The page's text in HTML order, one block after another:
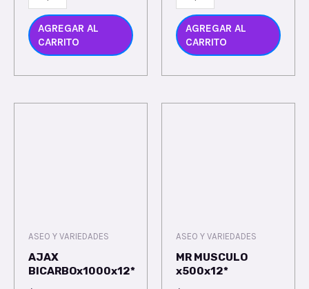
AGREGAR AL
CARRITO
AGREGAR AL
CARRITO
ASEO Y VARIEDADES
AJAX
BICARBOx1000x12*
ASEO Y VARIEDADES
MR MUSCULO
x500x12*